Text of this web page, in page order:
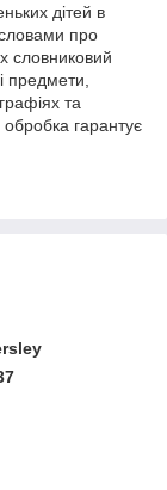
дітей в
про
словниковий
предмети,
та
обробка гарантує